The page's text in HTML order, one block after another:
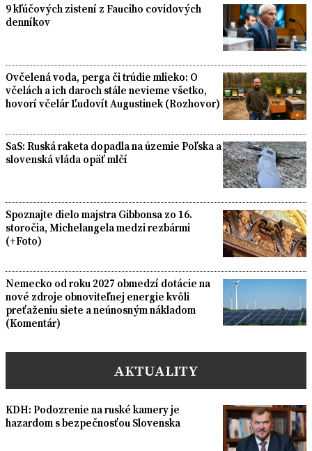
9 kľúčových zistení z Fauciho covidových
denníkov
Ovčelená voda, perga či trúdie mlieko: O
včelách a ich daroch stále nevieme všetko,
hovorí včelár Ľudovít Augustinek (Rozhovor)
SaS: Ruská raketa dopadla na územie Poľska a
slovenská vláda opäť mlčí
Spoznajte dielo majstra Gibbonsa zo 16.
storočia, Michelangela medzi rezbármi
(+Foto)
Nemecko od roku 2027 obmedzí dotácie na
nové zdroje obnoviteľnej energie kvôli
preťaženiu siete a neúnosným nákladom
(Komentár)
AKTUALITY
KDH: Podozrenie na ruské kamery je
hazardom s bezpečnosťou Slovenska